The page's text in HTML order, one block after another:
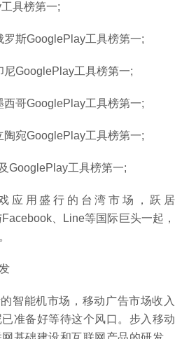
具榜第一;
斯GooglePlay工具榜第一;
GooglePlay工具榜第一;
哥GooglePlay工具榜第一;
宛GooglePlay工具榜第一;
GooglePlay工具榜第一;
应用盛行的台湾市场，跃居
、Line等国际巨头一起，
智能机市场，移动广告市场收入
准备好等待这个风口。步入移动